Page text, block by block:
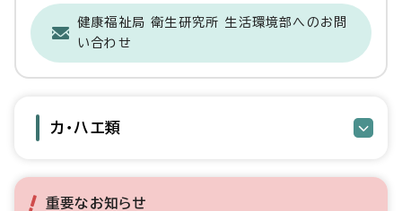
健康福祉局 衛生研究所 生活環境部へのお問
い合わせ
カ・ハエ類
重要なお知らせ